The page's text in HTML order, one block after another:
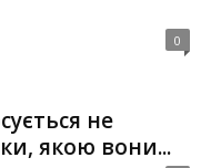
0
не
якою вони...